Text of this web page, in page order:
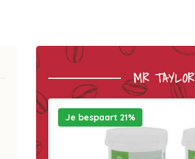
MR TAYLOR
Je bespaart 21%